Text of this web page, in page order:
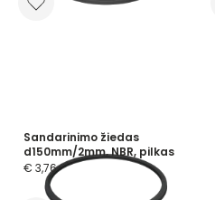
Sandarinimo žiedas
d150mm/2mm, NBR, pilkas
€ 3,76